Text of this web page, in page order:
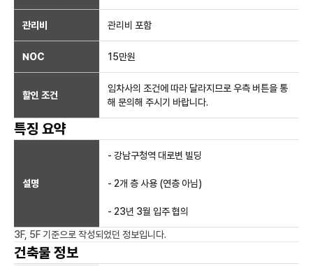
관리비 관리비 포함
NOC 15만원
할인 조건
임차사의 조건에 따라 달라지므로 우측 버튼을 통
해 문의해 주시기 바랍니다.
특징 요약
설명
- 강남구청역 대로변 빌딩
- 2개 층 사용 (연층 아님)
- 23년 3월 입주 협의
3F, 5F 기준으로 작성되었던 정보입니다.
건축물 정보